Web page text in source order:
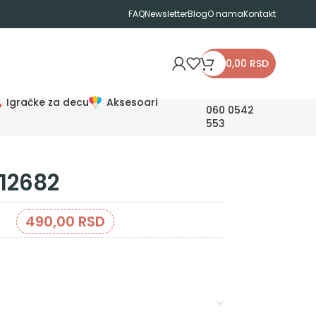
FAQNewsletterBlogO namaKontakt
0,00 RSD
Igračke za decu Aksesoari
060 0542
553
490,00 RSD